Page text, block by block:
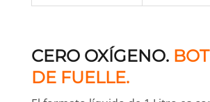
CERO OXÍGENO.
DE FUELLE.